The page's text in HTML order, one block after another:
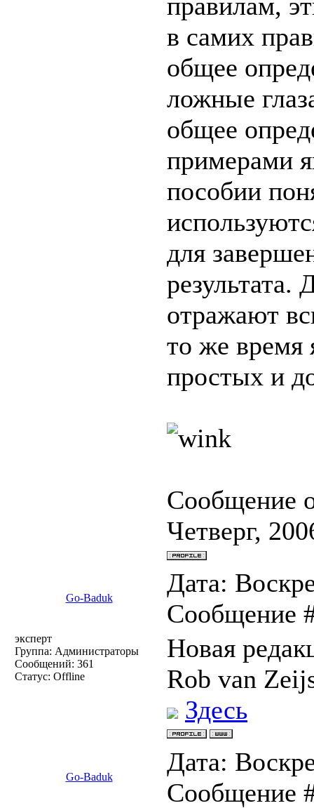
в самих
общее
ложные
общее
примерами
пособии
для
результата.
отражают
то же время
простых и
Сообщение
Четверг,
Go-Baduk
Дата:
Сообщение
эксперт
Группа: Администраторы
Сообщений: 361
Статус: Offline
Новая
Rob van
Здесь
Go-Baduk
Дата:
Сообщение